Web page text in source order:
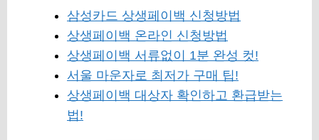
삼성카드 상생페이백 신청방법
상생페이백 온라인 신청방법
상생페이백 서류없이 1분 완성 컷!
서울 마운자로 최저가 구매 팁!
상생페이백 대상자 확인하고 환급받는
법!